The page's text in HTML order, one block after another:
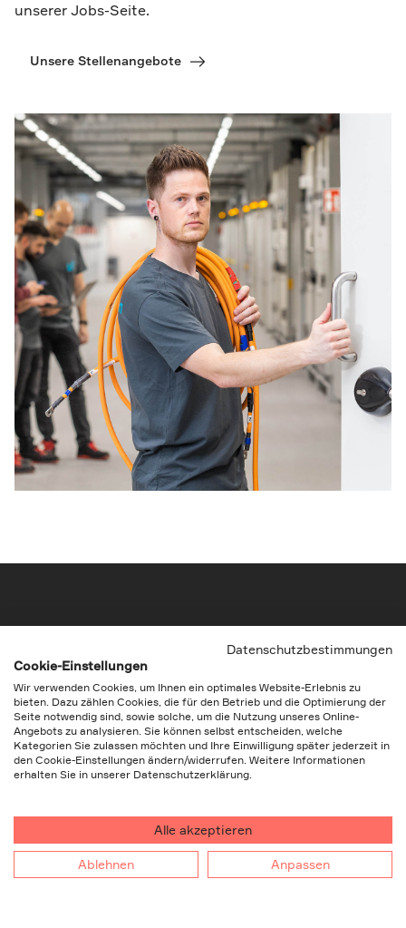
unserer Jobs-Seite.
Unsere Stellenangebote
The vision to empower
Voltavision
Datenschutzbestimmungen
Cookie-Einstellungen
Wir verwenden Cookies, um Ihnen ein optimales Website-Erlebnis zu
bieten. Dazu zählen Cookies, die für den Betrieb und die Optimierung der
Seite notwendig sind, sowie solche, um die Nutzung unseres Online-
Angebots zu analysieren. Sie können selbst entscheiden, welche
Kategorien Sie zulassen möchten und Ihre Einwilligung später jederzeit in
den Cookie-Einstellungen ändern/widerrufen. Weitere Informationen
erhalten Sie in unserer Datenschutzerklärung.
Alle akzeptieren
Ablehnen Anpassen